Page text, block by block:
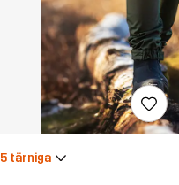
5 tärniga